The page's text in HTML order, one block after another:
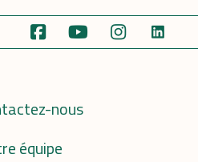
nous
équipe